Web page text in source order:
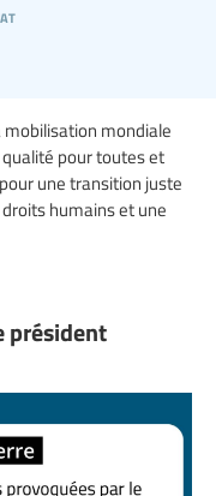
mobilisation mondiale
pour toutes et
une transition juste
humains et une
président